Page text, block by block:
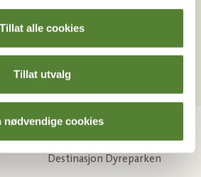
Tillat alle cookies
Tillat utvalg
nødvendige cookies
mer om appen her
Destinasjon Dyreparken